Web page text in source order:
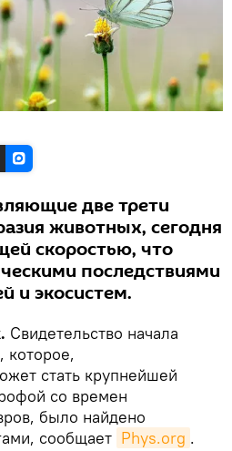
две трети
животных, сегодня
скоростью, что
последствиями
и экосистем.
Свидетельство начала
которое,
стать крупнейшей
со времен
было найдено
сообщает Phys.org .